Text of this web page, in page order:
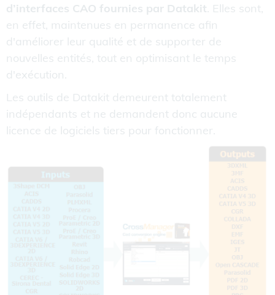
d’interfaces CAO fournies par Datakit. Elles sont,
en effet, maintenues en permanence afin
d'améliorer leur qualité et de supporter de
nouvelles entités, tout en optimisant le temps
d'exécution.
Les outils de Datakit demeurent totalement
indépendants et ne demandent donc aucune
licence de logiciels tiers pour fonctionner.